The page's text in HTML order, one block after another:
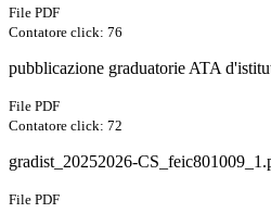
File PDF
Contatore click: 76
pubblicazione graduatorie ATA
File PDF
Contatore click: 72
gradist_20252026-
File PDF